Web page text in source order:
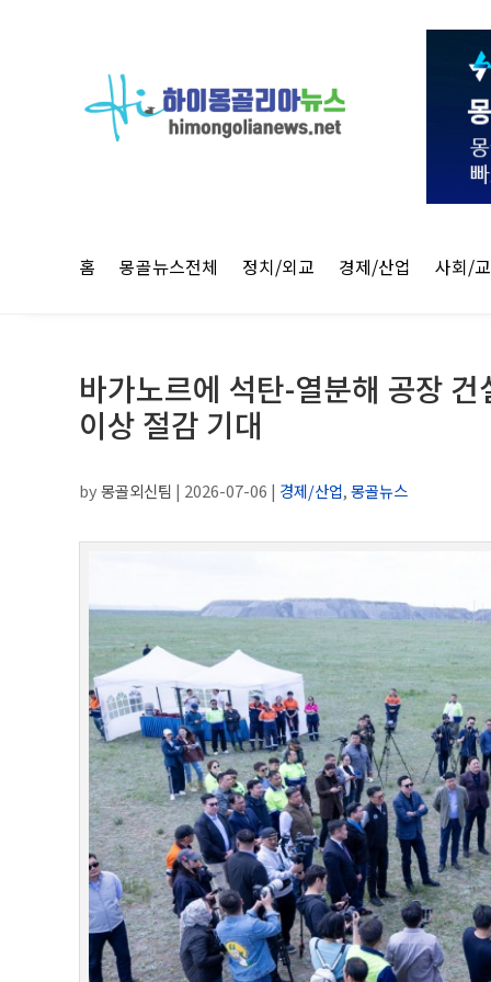
홈 몽골뉴스전체 정치/외교 경제/산업 사회/
바가노르에 석탄-열분해 공장
이상 절감 기대
by몽골외신팀 | 2026-07-06 | 경제/산업,몽골뉴스